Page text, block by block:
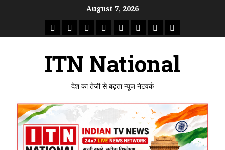
August 7, 2026
राष्ट्रीयताजा
उत्तर
मध्य
राजस्थान
पंजाब गुजरातमहाराष्ट्र
ITN National
देश का तेजी से बढ़ता न्यूज नेटवर्क